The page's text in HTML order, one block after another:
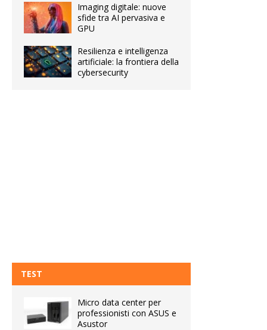
Imaging digitale: nuove
sfide tra AI pervasiva e
GPU
Resilienza e intelligenza
artificiale: la frontiera della
cybersecurity
TEST
Micro data center per
professionisti con ASUS e
Asustor